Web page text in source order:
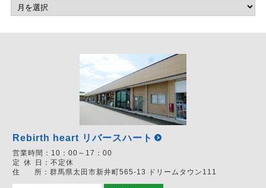
Rebirth heart リバースハート
営業時間： 10：00～17：00
定 休 日： 不定休
住
所： 群馬県太田市新井町565-13 ドリームタウン111